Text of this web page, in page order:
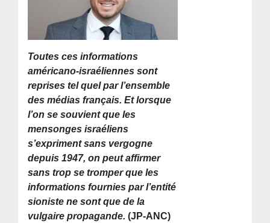
Toutes ces informations
américano-israéliennes sont
reprises tel quel par l’ensemble
des médias français. Et lorsque
l’on se souvient que les
mensonges israéliens
s’expriment sans vergogne
depuis 1947, on peut affirmer
sans trop se tromper que les
informations fournies par l’entité
sioniste ne sont que de la
vulgaire propagande. (JP-ANC)